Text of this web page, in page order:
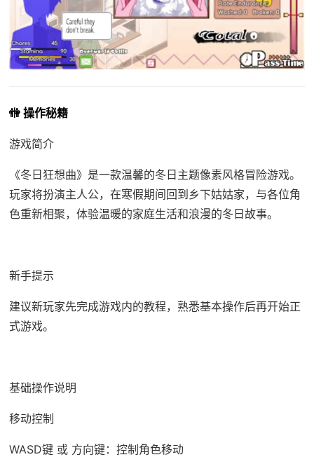
🚻 操作秘籍
游戏简介
《冬日狂想曲》是一款温馨的冬日主题像素风格冒险游戏。
玩家将扮演主人公，在寒假期间回到乡下姑姑家，与各位角
色重新相聚，体验温暖的家庭生活和浪漫的冬日故事。
新手提示
建议新玩家先完成游戏内的教程，熟悉基本操作后再开始正
式游戏。
基础操作说明
移动控制
WASD键 或 方向键：控制角色移动